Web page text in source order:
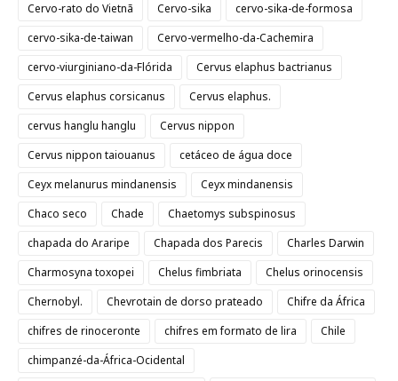
Cervo-rato do Vietnã
Cervo-sika
cervo-sika-de-formosa
cervo-sika-de-taiwan
Cervo-vermelho-da-Cachemira
cervo-viurginiano-da-Flórida
Cervus elaphus bactrianus
Cervus elaphus corsicanus
Cervus elaphus.
cervus hanglu hanglu
Cervus nippon
Cervus nippon taiouanus
cetáceo de água doce
Ceyx melanurus mindanensis
Ceyx mindanensis
Chaco seco
Chade
Chaetomys subspinosus
chapada do Araripe
Chapada dos Parecis
Charles Darwin
Charmosyna toxopei
Chelus fimbriata
Chelus orinocensis
Chernobyl.
Chevrotain de dorso prateado
Chifre da África
chifres de rinoceronte
chifres em formato de lira
Chile
chimpanzé-da-África-Ocidental